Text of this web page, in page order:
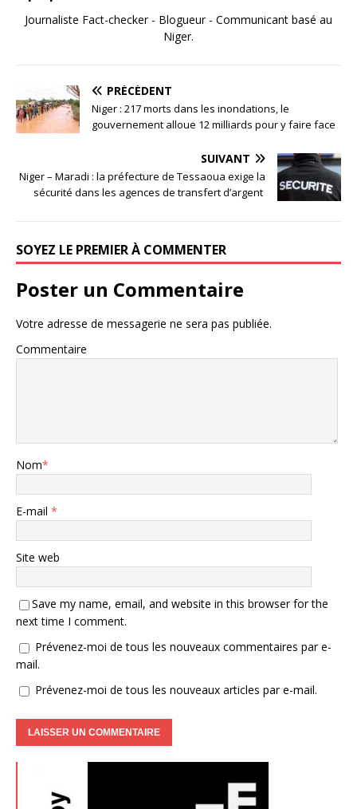
Journaliste Fact-checker - Blogueur - Communicant basé au
Niger.
PRÉCÉDENT
Niger : 217 morts dans les inondations, le
gouvernement alloue 12 milliards pour y faire face
SUIVANT
Niger – Maradi : la préfecture de Tessaoua exige la
sécurité dans les agences de transfert d’argent
SOYEZ LE PREMIER À COMMENTER
Poster un Commentaire
Votre adresse de messagerie ne sera pas publiée.
Commentaire
Nom*
E-mail *
Site web
Save my name, email, and website in this browser for the
next time I comment.
Prévenez-moi de tous les nouveaux commentaires par e-
mail.
Prévenez-moi de tous les nouveaux articles par e-mail.